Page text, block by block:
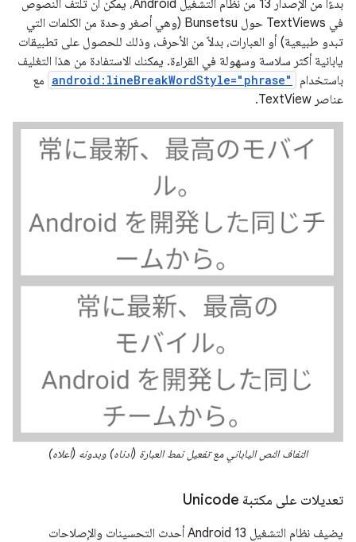
بدءًا من الإصدار 13 من نظام التشغيل Android، يمكن أن تلتف النصوص
في TextViews حول Bunsetsu (وهي أصغر وحدة من الكلمات التي
تبدو طبيعية) أو العبارات، بدلاً من الأحرف، وذلك للحصول على تطبيقات
يابانية أكثر سلاسة وسهولة في القراءة. يمكنك الاستفادة من هذا التغليف
باستخدام
android:lineBreakWordStyle="phrase" مع
عناصر TextView.
التفاف النص الياباني مع تفعيل نمط العبارة (أدناه) وبدونه (أعلاه)
تعديلات على مكتبة Unicode
يضيف نظام التشغيل Android 13 أحدث التحسينات والإصلاحات